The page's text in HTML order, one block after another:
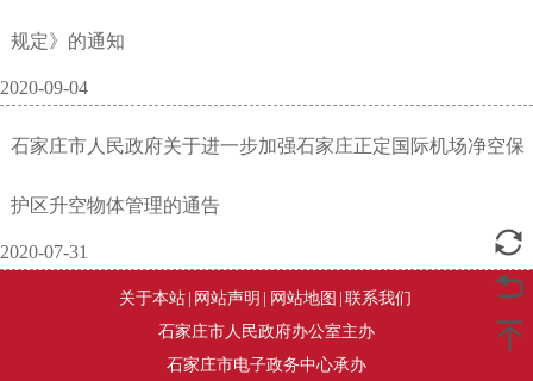
规定》的通知
2020-09-04
石家庄市人民政府关于进一步加强石家庄正定国际机场净空保
护区升空物体管理的通告
2020-07-31
关于本站 | 网站声明 | 网站地图 |联系我们
石家庄市人民政府办公室主办
石家庄市电子政务中心承办